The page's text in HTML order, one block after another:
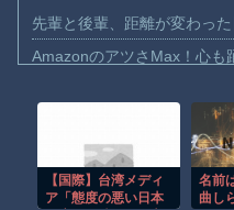
先輩と後輩、距離が変わっ
AmazonのアツさMax！心も
【画像】十二支合体！！と
【動画】ロシア軍のドロー
【動画】逃げる判断はやっ
【国際】台湾メディ
ア「態度の悪い日本
名前
曲し